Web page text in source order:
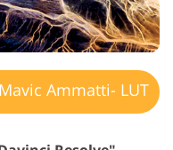
Mavic Ammatti- LUT